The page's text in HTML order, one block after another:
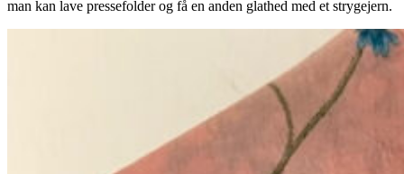
man kan lave pressefolder og få en anden glathed med et strygejern.